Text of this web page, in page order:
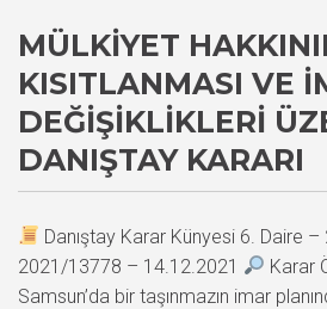
MÜLKIYET
KISITLANMASI VE
DEĞIŞIKLIKLERI
DANIŞTAY KARARI
Danıştay Karar Künyesi 6. Daire
2021/13778 – 14.12.2021
Karar
Samsun’da bir taşınmazın imar